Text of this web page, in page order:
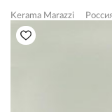
Kerama Marazzi